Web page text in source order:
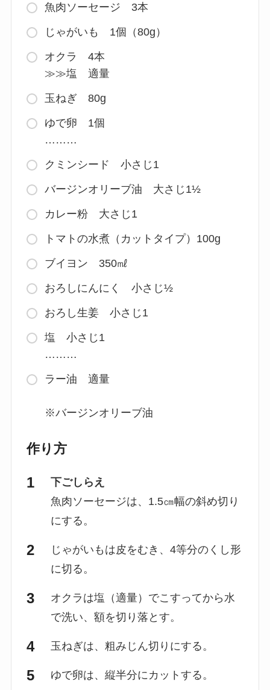
魚肉ソーセージ 3本
じゃがいも 1個（80g）
オクラ 4本
≫≫塩 適量
玉ねぎ 80g
ゆで卵 1個
………
クミンシード 小さじ1
バージンオリーブ油 大さじ1½
カレー粉 大さじ1
トマトの水煮（カットタイプ）100g
ブイヨン 350㎖
おろしにんにく 小さじ½
おろし生姜 小さじ1
塩 小さじ1
………
ラー油 適量
※バージンオリーブ油
作り方
下ごしらえ
魚肉ソーセージは、1.5㎝幅の斜め切り
にする。
じゃがいもは皮をむき、4等分のくし形
に切る。
オクラは塩（適量）でこすってから水
で洗い、額を切り落とす。
玉ねぎは、粗みじん切りにする。
ゆで卵は、縦半分にカットする。